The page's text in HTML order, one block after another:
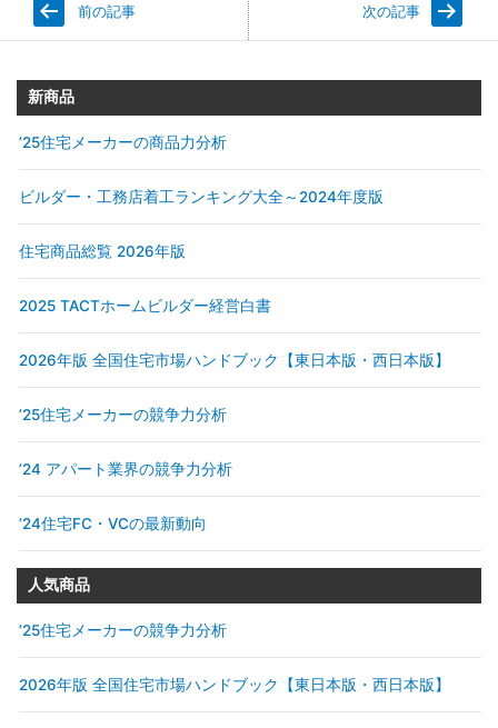
前の記事 次の記事
新商品
’25住宅メーカーの商品力分析
ビルダー・工務店着工ランキング大全～2024年度版
住宅商品総覧 2026年版
2025 TACTホームビルダー経営白書
2026年版 全国住宅市場ハンドブック【東日本版・西日本版】
’25住宅メーカーの競争力分析
’24 アパート業界の競争力分析
’24住宅FC・VCの最新動向
人気商品
’25住宅メーカーの競争力分析
2026年版 全国住宅市場ハンドブック【東日本版・西日本版】